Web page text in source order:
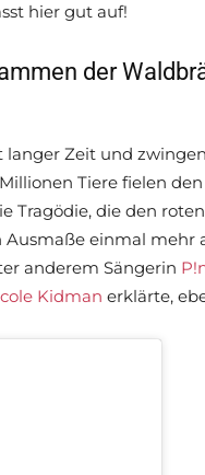
hier gut auf!
der
Zeit und
Tiere fielen
Tragödie, die den
einmal mehr
anderem Sängerin
Kidman erklärte,